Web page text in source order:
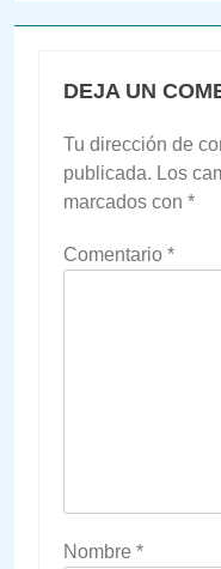
DEJA UN
Tu dirección de
publicada. Los
marcados con *
Comentario *
Nombre *